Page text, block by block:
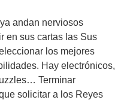
andan nerviosos
en sus cartas las Sus
los mejores
Hay electrónicos,
Terminar
solicitar a los Reyes